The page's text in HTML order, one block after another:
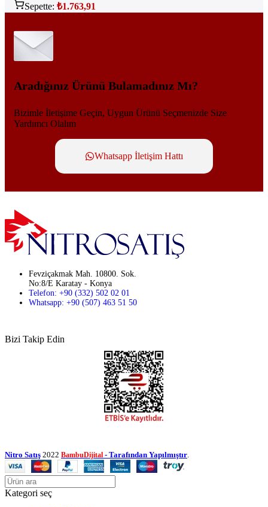
Sepette: ₺1.763,91
Aradığınız Ürünü Bulamadınız Mı?
Bizimle İletişime Geçin, Uygun Ürünü Seçmenizde Size
Yardımcı Olalım
Whatsapp İletişim Hattı
Fevziçakmak Mah. 10800. Sok.
No:8/E Karatay - Konya
Telefon: +90 (332) 502 02 01
Whatsapp: +90 (507) 463 51 50
Bizi Takip Edin
Nitro Satış 2022 BambuDijital - Tarafından Yapılmıştır
Kategori seç